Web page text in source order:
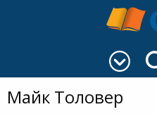
Майк Толовер